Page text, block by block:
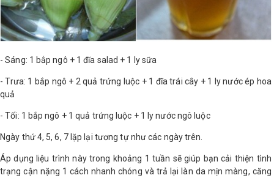
- Sáng: 1 bắp ngô + 1 đĩa salad + 1 ly sữa
- Trưa: 1 bắp ngô + 2 quả trứng luộc + 1 đĩa trái cây + 1 ly nước ép hoa
quả
- Tối: 1 bắp ngô + 1 quả trứng luộc + 1 ly nước ngô luộc
Ngày thứ 4, 5, 6, 7 lặp lại tương tự như các ngày trên.
Áp dụng liệu trình này trong khoảng 1 tuần sẽ giúp bạn cải thiện tình
trạng cận nặng 1 cách nhanh chóng và trả lại làn da mịn màng, căng